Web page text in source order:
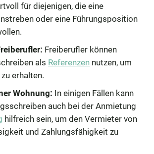
für diejenigen, die eine
oder eine Führungsposition
Freiberufler können
als Referenzen nutzen, um
erhalten.
Wohnung: In einigen Fällen kann
auch bei der Anmietung
hilfreich sein, um den Vermieter von
und Zahlungsfähigkeit zu